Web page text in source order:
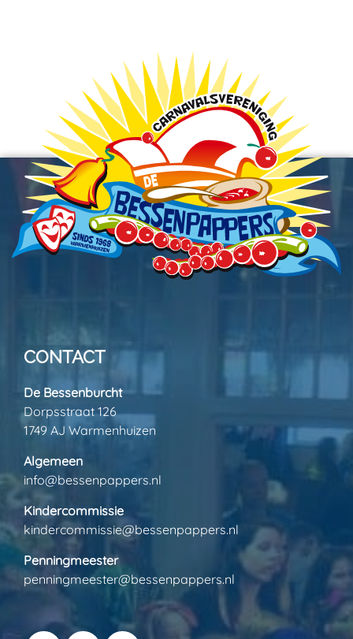
CONTACT
De Bessenburcht
Dorpsstraat 126
1749 AJ Warmenhuizen
Algemeen
info@bessenpappers.nl
Kindercommissie
kindercommissie@bessenpappers.nl
Penningmeester
penningmeester@bessenpappers.nl